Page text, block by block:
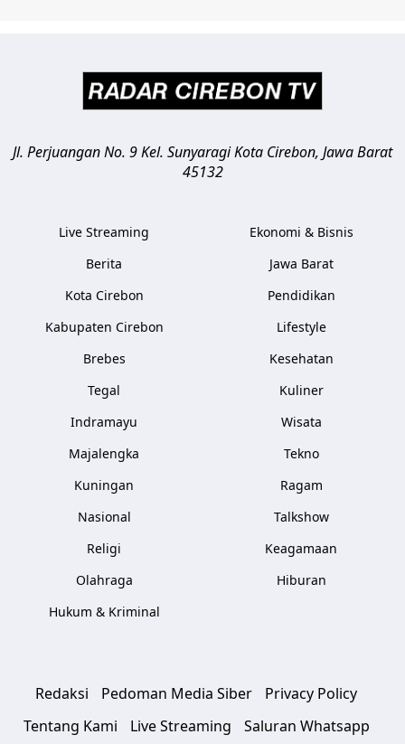
Jl. Perjuangan No. 9 Kel. SunyaragiKota Cirebon, Jawa Barat
45132
Live Streaming
Berita
Kota Cirebon
Kabupaten Cirebon
Brebes
Tegal
Indramayu
Majalengka
Kuningan
Nasional
Religi
Olahraga
Hukum & Kriminal
Ekonomi & Bisnis
Jawa Barat
Pendidikan
Lifestyle
Kesehatan
Kuliner
Wisata
Tekno
Ragam
Talkshow
Keagamaan
Hiburan
Redaksi Pedoman Media Siber
Privacy Policy
Tentang Kami
Live Streaming Saluran Whatsapp